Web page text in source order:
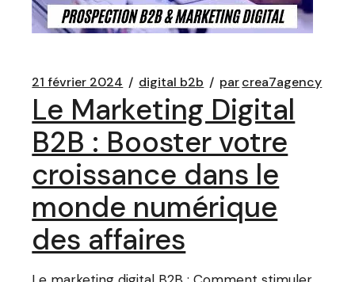
21 février 2024 digital b2b parcrea7agency
Le Marketing Digital
B2B : Booster votre
croissance dans le
monde numérique
des affaires